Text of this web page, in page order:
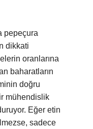
pepeçura
dikkati
oranlarına
baharatların
doğru
mühendislik
Eğer etin
sadece